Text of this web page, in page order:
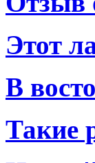
Этот
В
Такие